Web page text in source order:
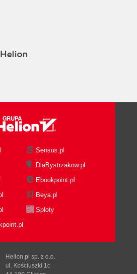
kontrolne
Sensus.pl
DlaBystrzakow.pl
Ebookpoint.pl
Beya.pl
Sploty
Helion.pl sp. z o.o.
ul. Kościuszki 1c